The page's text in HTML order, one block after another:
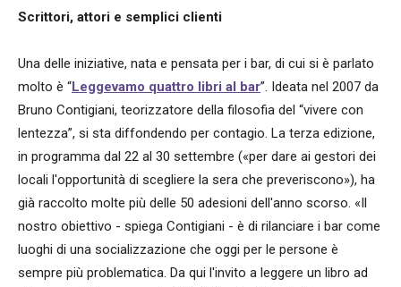
Scrittori, attori e semplici clienti
Una delle iniziative, nata e pensata per i bar, di cui si è parlato
molto è “Leggevamo quattro libri al bar”. Ideata nel 2007 da
Bruno Contigiani, teorizzatore della filosofia del “vivere con
lentezza”, si sta diffondendo per contagio. La terza edizione,
in programma dal 22 al 30 settembre («per dare ai gestori dei
locali l'opportunità di scegliere la sera che preveriscono»), ha
già raccolto molte più delle 50 adesioni dell'anno scorso. «Il
nostro obiettivo - spiega Contigiani - è di rilanciare i bar come
luoghi di una socializzazione che oggi per le persone è
sempre più problematica. Da qui l'invito a leggere un libro ad